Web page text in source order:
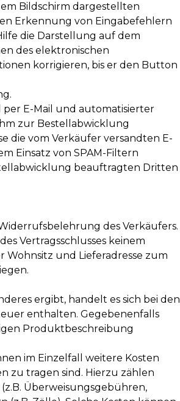
Bildschirm dargestellten
Erkennung von Eingabefehlern
die Darstellung auf dem
des elektronischen
korrigieren, bis er den Button
E-Mail und automatisierter
zur Bestellabwicklung
die vom Verkäufer versandten E-
Einsatz von SPAM-Filtern
beauftragten Dritten
des Verkäufers.
Vertragsschlusses keinem
und Lieferadresse zum
ergibt, handelt es sich bei den
enthalten. Gegebenenfalls
Produktbeschreibung
im Einzelfall weitere Kosten
zu tragen sind. Hierzu zählen
Überweisungsgebühren,